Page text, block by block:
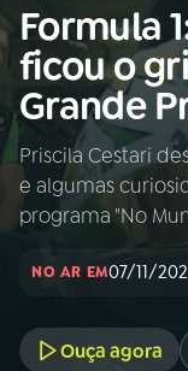
Buscar
na
Rádio
Nacional
Formula
ficou o
Grande
Priscila Cestari
e algumas
programa "No
NO AR EM07/11/
Ouça agora